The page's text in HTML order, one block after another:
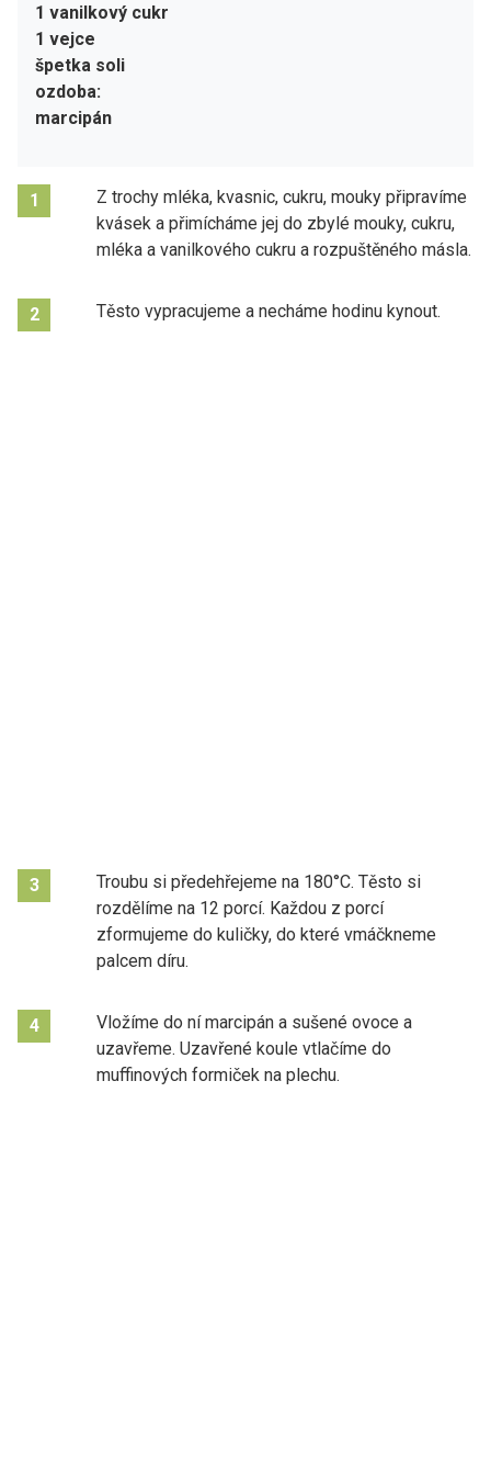
1 vanilkový cukr
1 vejce
špetka soli
ozdoba:
marcipán
1
Z trochy mléka, kvasnic, cukru, mouky připravíme
kvásek a přimícháme jej do zbylé mouky, cukru,
mléka a vanilkového cukru a rozpuštěného másla.
2 Těsto vypracujeme a necháme hodinu kynout.
3
Troubu si předehřejeme na 180°C. Těsto si
rozdělíme na 12 porcí. Každou z porcí
zformujeme do kuličky, do které vmáčkneme
palcem díru.
4
Vložíme do ní marcipán a sušené ovoce a
uzavřeme. Uzavřené koule vtlačíme do
muffinových formiček na plechu.